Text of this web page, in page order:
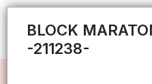
BLOCK
-211238-